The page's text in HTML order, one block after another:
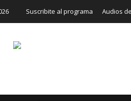
Suscribite al programa Audios